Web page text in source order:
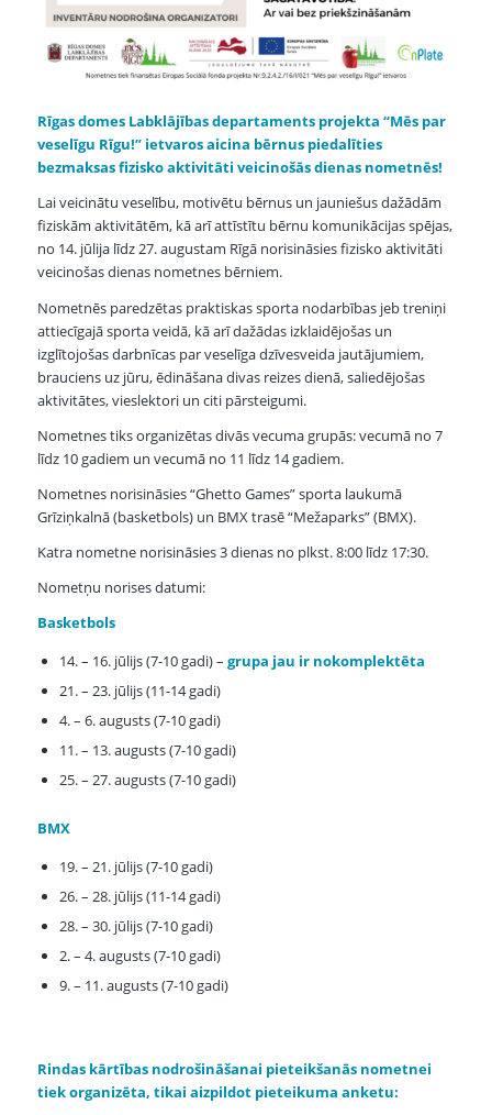
Rīgas domes Labklājības departaments projekta “Mēs par
veselīgu Rīgu!”ietvaros aicina bērnus piedalīties
bezmaksas fizisko aktivitāti veicinošās dienas nometnēs!
Lai veicinātu veselību, motivētu bērnus un jauniešus dažādām
fiziskām aktivitātēm, kā arī attīstītu bērnu komunikācijas spējas,
no 14. jūlija līdz 27. augustam Rīgā norisināsies fizisko aktivitāti
veicinošas dienas nometnes bērniem.
Nometnēs paredzētas praktiskas sporta nodarbības jeb treniņi
attiecīgajā sporta veidā, kā arī dažādas izklaidējošas un
izglītojošas darbnīcas par veselīga dzīvesveida jautājumiem,
brauciens uz jūru, ēdināšana divas reizes dienā, saliedējošas
aktivitātes, vieslektori un citi pārsteigumi.
Nometnes tiks organizētas divās vecuma grupās: vecumā no 7
līdz 10 gadiem un vecumā no 11 līdz 14 gadiem.
Nometnes norisināsies “Ghetto Games” sporta laukumā
Grīziņkalnā (basketbols) un BMX trasē “Mežaparks” (BMX).
Katra nometne norisināsies 3 dienas no plkst. 8:00 līdz 17:30.
Nometņu norises datumi:
Basketbols
14. – 16. jūlijs (7-10 gadi) – grupa jau ir nokomplektēta
21. – 23. jūlijs (11-14 gadi)
4. – 6. augusts (7-10 gadi)
11. – 13. augusts (7-10 gadi)
25. – 27. augusts (7-10 gadi)
BMX
19. – 21. jūlijs (7-10 gadi)
26. – 28. jūlijs (11-14 gadi)
28. – 30. jūlijs (7-10 gadi)
2. – 4. augusts (7-10 gadi)
9. – 11. augusts (7-10 gadi)
Rindas kārtības nodrošināšanai pieteikšanās nometnei
tiek organizēta, tikai aizpildot pieteikuma anketu: